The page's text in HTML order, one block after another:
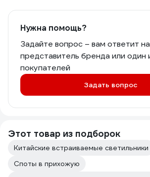
Нужна помощь?
Задайте вопрос – вам ответит
представитель бренда или один
покупателей
Задать вопрос
Этот товар из подборок
Китайские встраиваемые светильники
Споты в прихожую